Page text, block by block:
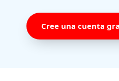
Cree una cuenta